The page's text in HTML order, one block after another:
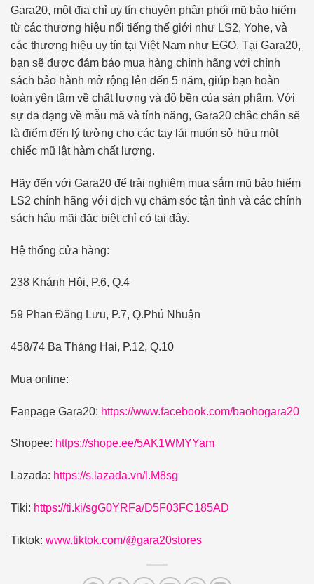
Gara20, một địa chỉ uy tín chuyên phân phối mũ bảo hiểm
từ các thương hiệu nổi tiếng thế giới như LS2, Yohe, và
các thương hiệu uy tín tại Việt Nam như EGO. Tại Gara20,
bạn sẽ được đảm bảo mua hàng chính hãng với chính
sách bảo hành mở rộng lên đến 5 năm, giúp bạn hoàn
toàn yên tâm về chất lượng và độ bền của sản phẩm. Với
sự đa dạng về mẫu mã và tính năng, Gara20 chắc chắn sẽ
là điểm đến lý tưởng cho các tay lái muốn sở hữu một
chiếc mũ lật hàm chất lượng.
Hãy đến với Gara20 để trải nghiệm mua sắm mũ bảo hiểm
LS2 chính hãng với dịch vụ chăm sóc tận tình và các chính
sách hậu mãi đặc biệt chỉ có tại đây.
Hệ thống cửa hàng:
238 Khánh Hội, P.6, Q.4
59 Phan Đăng Lưu, P.7, Q.Phú Nhuận
458/74 Ba Tháng Hai, P.12, Q.10
Mua online:
Fanpage Gara20: https://www.facebook.com/baohogara20
Shopee: https://shope.ee/5AK1WMYYam
Lazada: https://s.lazada.vn/l.M8sg
Tiki: https://ti.ki/sgG0YRFa/D5F03FC185AD
Tiktok: www.tiktok.com/@gara20stores